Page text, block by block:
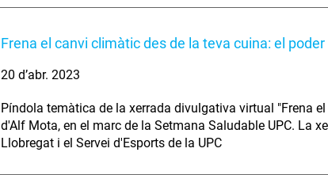
Frena el canvi climàtic des de la teva cuina: el
20 d’abr. 2023
Píndola temàtica de la xerrada divulgativa virtual "Frena
d'Alf Mota, en el marc de la Setmana Saludable UPC. La
Llobregat i el Servei d'Esports de la UPC